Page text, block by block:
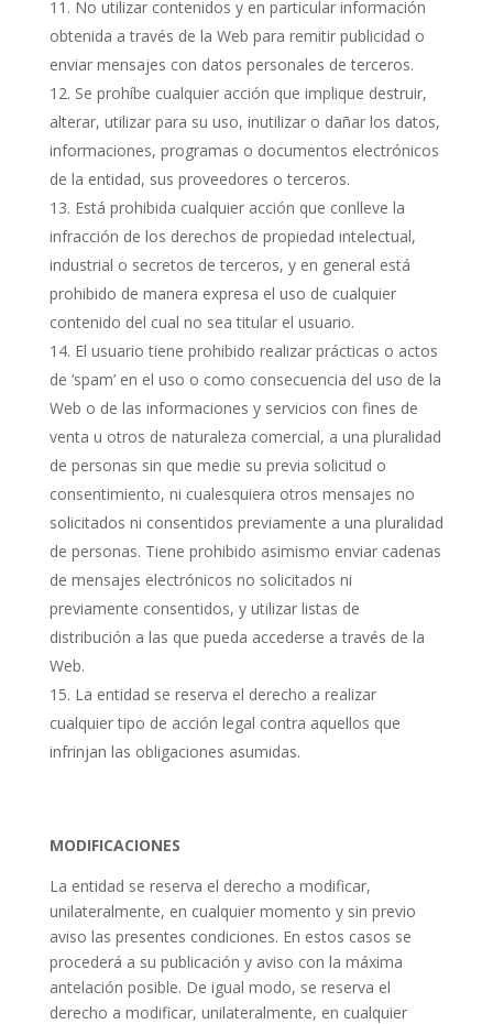
No utilizar contenidos y en particular información
obtenida a través de la Web para remitir publicidad o
enviar mensajes con datos personales de terceros.
Se prohíbe cualquier acción que implique destruir,
alterar, utilizar para su uso, inutilizar o dañar los datos,
informaciones, programas o documentos electrónicos
de la entidad, sus proveedores o terceros.
Está prohibida cualquier acción que conlleve la
infracción de los derechos de propiedad intelectual,
industrial o secretos de terceros, y en general está
prohibido de manera expresa el uso de cualquier
contenido del cual no sea titular el usuario.
El usuario tiene prohibido realizar prácticas o actos
de ‘spam’ en el uso o como consecuencia del uso de la
Web o de las informaciones y servicios con fines de
venta u otros de naturaleza comercial, a una pluralidad
de personas sin que medie su previa solicitud o
consentimiento, ni cualesquiera otros mensajes no
solicitados ni consentidos previamente a una pluralidad
de personas. Tiene prohibido asimismo enviar cadenas
de mensajes electrónicos no solicitados ni
previamente consentidos, y utilizar listas de
distribución a las que pueda accederse a través de la
Web.
La entidad se reserva el derecho a realizar
cualquier tipo de acción legal contra aquellos que
infrinjan las obligaciones asumidas.
MODIFICACIONES
La entidad se reserva el derecho a modificar,
unilateralmente, en cualquier momento y sin previo
aviso las presentes condiciones. En estos casos se
procederá a su publicación y aviso con la máxima
antelación posible. De igual modo, se reserva el
derecho a modificar, unilateralmente, en cualquier